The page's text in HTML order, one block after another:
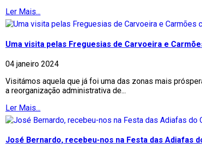
Ler Mais...
Uma visita pelas Freguesias de Carvoeira e
04 janeiro 2024
Visitámos aquela que já foi uma das zonas mais
a reorganização administrativa de...
Ler Mais...
José Bernardo, recebeu-nos na Festa das Adiafas